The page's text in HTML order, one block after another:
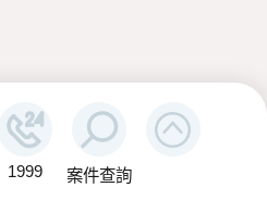
1999 案件查詢